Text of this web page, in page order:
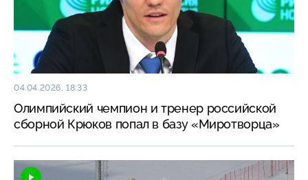
04.04.2026, 18:33
Олимпийский чемпион и тренер российской
сборной Крюков попал в базу «Миротворца»